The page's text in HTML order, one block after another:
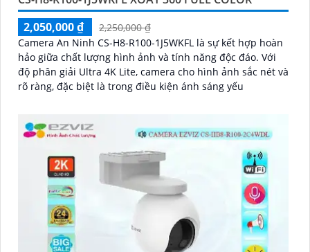
2,050,000 ₫
2,250,000 ₫
Camera An Ninh CS-H8-R100-1J5WKFL là sự kết hợp hoàn
hảo giữa chất lượng hình ảnh và tính năng độc đáo. Với
độ phân giải Ultra 4K Lite, camera cho hình ảnh sắc nét và
rõ ràng, đặc biệt là trong điều kiện ánh sáng yếu